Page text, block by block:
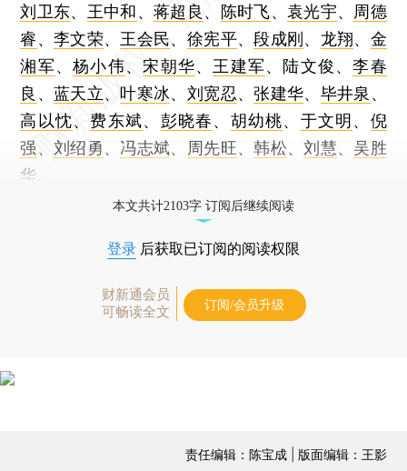
刘卫东、 王中和、蒋超良 、 陈时飞、 袁光宇、 周德
睿、李文荣、 王会民、 徐宪平、段成刚 、 龙翔、 金
湘军、杨小伟、宋朝华、 王建军、陆文俊、李春
良 、蓝天立、 叶寒冰、 刘宽忍、张建华、 毕井泉 、
高以忱、 费东斌、 彭晓春、 胡幼桃、 于文明 、 倪
强、刘绍勇、 冯志斌、 周先旺、韩松、刘慧、 吴胜
华
本文共计2103字 订阅后继续阅读
登录 后获取已订阅的阅读权限
财新通会员
可畅读全文
订阅/会员升级
责任编辑：陈宝成 | 版面编辑：王影